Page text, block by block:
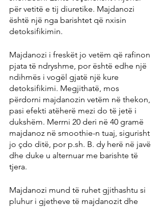
për vetitë e tij diuretike. Majdanozi
është një nga barishtet që nxisin
detoksifikimin.
Majdanozi i freskët jo vetëm që rafinon
pjata të ndryshme, por është edhe një
ndihmës i vogël gjatë një kure
detoksifikimi. Megjithatë, mos
përdorni majdanozin vetëm në thekon,
pasi efekti atëherë mezi do të jetë i
dukshëm. Merrni 20 deri në 40 gramë
majdanoz në smoothie-n tuaj, sigurisht
jo çdo ditë, por p.sh. B. dy herë në javë
dhe duke u alternuar me barishte të
tjera.
Majdanozi mund të ruhet gjithashtu si
pluhur i gjetheve të majdanozit dhe